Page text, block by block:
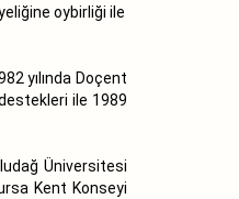
oybirliği ile
yılında Doçent
ile 1989
Üniversitesi
Kent Konseyi